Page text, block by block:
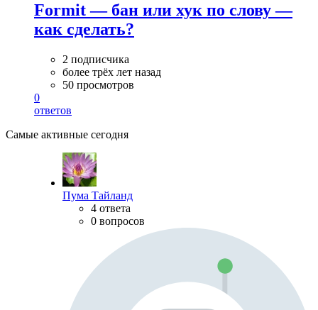
Formit — бан или хук по слову —
как сделать?
2 подписчика
более трёх лет назад
50 просмотров
0
ответов
Самые активные сегодня
Пума Тайланд
4 ответа
0 вопросов